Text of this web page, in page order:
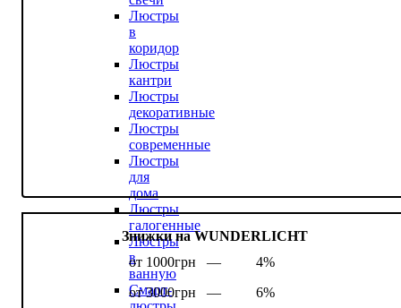
Люстры
в
коридор
Люстры
кантри
Люстры
декоративные
Люстры
современные
Люстры
для
дома
Люстры
галогенные
Люстры
в
ванную
Смарт-
Знижки на WUNDERLICHT
от 1000грн —
4%
от 3000грн —
6%